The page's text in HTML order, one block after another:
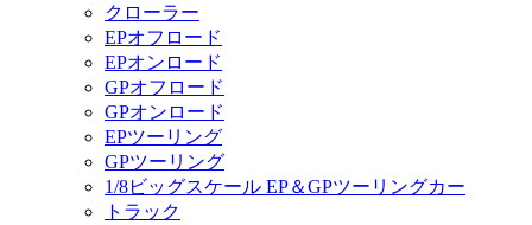
クローラー
EPオフロード
EPオンロード
GPオフロード
GPオンロード
EPツーリング
GPツーリング
1/8ビッグスケール EP＆GPツーリングカー
トラック